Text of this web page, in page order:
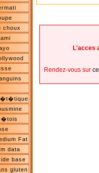
choux
Fat
data
base
gluten
L'acces
Rendez-vous sur